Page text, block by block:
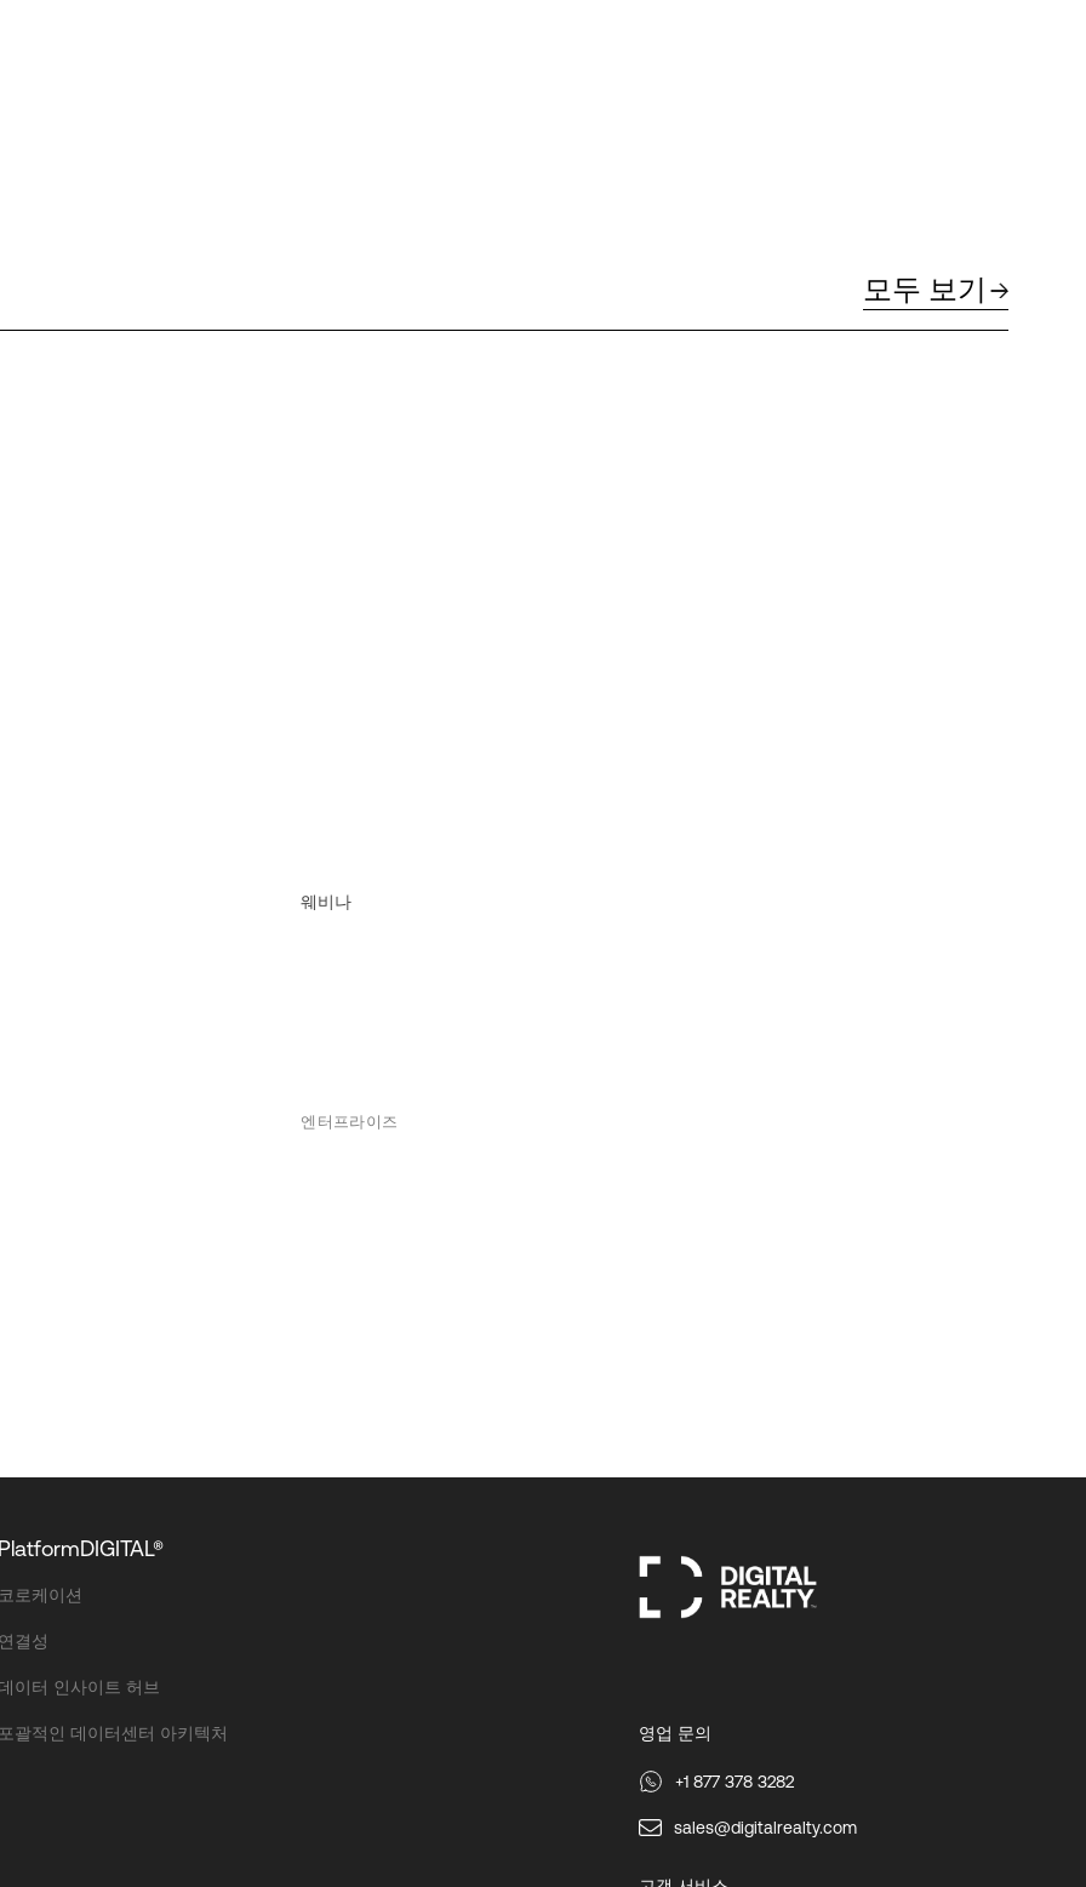
모두 보기
웨비나
엔터프라이즈
PlatformDIGITAL®
코로케이션
연결성
이터 인사이트 허브
포괄적인 데이터센터 아키텍처 영업 문의
+1 877 378 3282
sales@digitalrealty.com